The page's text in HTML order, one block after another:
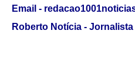
Email -
Roberto Notícia - Jornalista